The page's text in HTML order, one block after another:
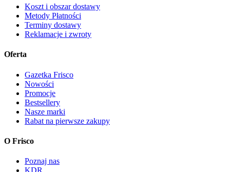
Koszt i obszar dostawy
Metody Płatności
Terminy dostawy
Reklamacje i zwroty
Oferta
Gazetka Frisco
Nowości
Promocje
Bestsellery
Nasze marki
Rabat na pierwsze zakupy
O Frisco
Poznaj nas